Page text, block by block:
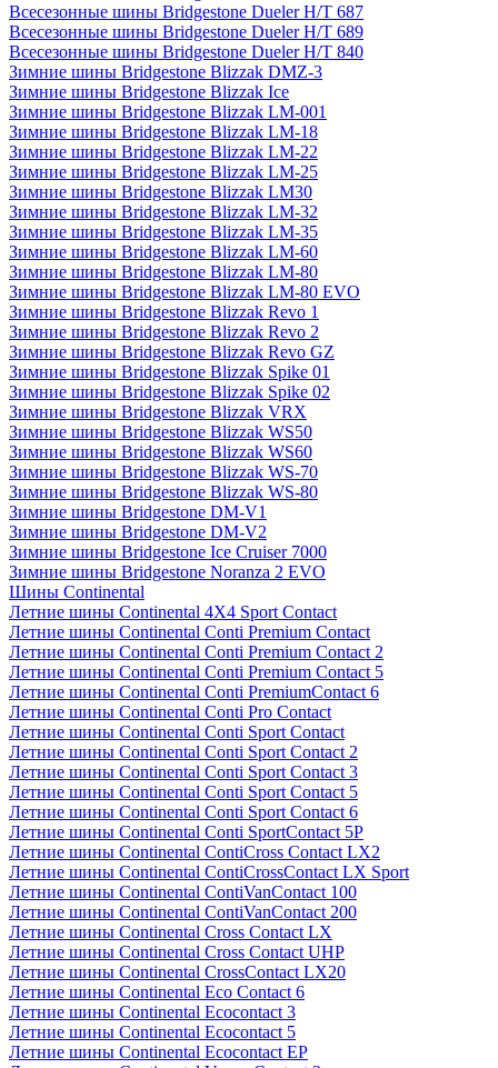
Всесезонные шины Bridgestone Dueler H/T 687
Всесезонные шины Bridgestone Dueler H/T 689
Всесезонные шины Bridgestone Dueler H/T 840
Зимние шины Bridgestone Blizzak DMZ-3
Зимние шины Bridgestone Blizzak Ice
Зимние шины Bridgestone Blizzak LM-001
Зимние шины Bridgestone Blizzak LM-18
Зимние шины Bridgestone Blizzak LM-22
Зимние шины Bridgestone Blizzak LM-25
Зимние шины Bridgestone Blizzak LM30
Зимние шины Bridgestone Blizzak LM-32
Зимние шины Bridgestone Blizzak LM-35
Зимние шины Bridgestone Blizzak LM-60
Зимние шины Bridgestone Blizzak LM-80
Зимние шины Bridgestone Blizzak LM-80 EVO
Зимние шины Bridgestone Blizzak Revo 1
Зимние шины Bridgestone Blizzak Revo 2
Зимние шины Bridgestone Blizzak Revo GZ
Зимние шины Bridgestone Blizzak Spike 01
Зимние шины Bridgestone Blizzak Spike 02
Зимние шины Bridgestone Blizzak VRX
Зимние шины Bridgestone Blizzak WS50
Зимние шины Bridgestone Blizzak WS60
Зимние шины Bridgestone Blizzak WS-70
Зимние шины Bridgestone Blizzak WS-80
Зимние шины Bridgestone DM-V1
Зимние шины Bridgestone DM-V2
Зимние шины Bridgestone Ice Cruiser 7000
Зимние шины Bridgestone Noranza 2 EVO
Шины Continental
Летние шины Continental 4X4 Sport Contact
Летние шины Continental Conti Premium Contact
Летние шины Continental Conti Premium Contact 2
Летние шины Continental Conti Premium Contact 5
Летние шины Continental Conti PremiumContact 6
Летние шины Continental Conti Pro Contact
Летние шины Continental Conti Sport Contact
Летние шины Continental Conti Sport Contact 2
Летние шины Continental Conti Sport Contact 3
Летние шины Continental Conti Sport Contact 5
Летние шины Continental Conti Sport Contact 6
Летние шины Continental Conti SportContact 5P
Летние шины Continental ContiCross Contact LX2
Летние шины Continental ContiCrossContact LX Sport
Летние шины Continental ContiVanContact 100
Летние шины Continental ContiVanContact 200
Летние шины Continental Cross Contact LX
Летние шины Continental Cross Contact UHP
Летние шины Continental CrossContact LX20
Летние шины Continental Eco Contact 6
Летние шины Continental Ecocontact 3
Летние шины Continental Ecocontact 5
Летние шины Continental Ecocontact EP